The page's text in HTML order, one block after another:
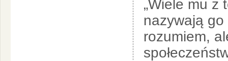
„Wiele mu
nazywają
rozumiem,